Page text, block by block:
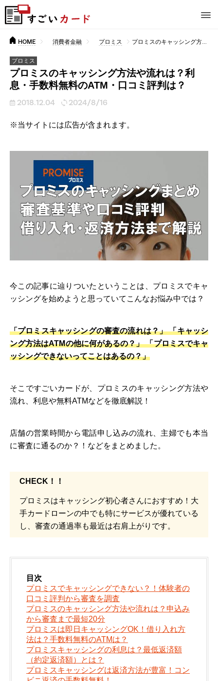
HOME 消費者金融 プロミス プロミスのキャッシング方法や流れは？利息・手数料無料のATM・口コミ評判は？
プロミス
プロミスのキャッシング方法や流れは？利
息・手数料無料のATM・口コミ評判は？
2018.12.04 2024/8/16
※当サイトには広告が含まれます。
今この記事に辿りついたということは、プロミスでキャ
ッシングを始めようと思っていてこんなお悩み中では？
「プロミスキャッシングの審査の流れは？」 「キャッシ
ング方法はATMの他に何があるの？」 「プロミスでキャ
ッシングできないってことはあるの？」
そこですごいカードが、プロミスのキャッシング方法や
流れ、利息や無料ATMなどを徹底解説！
店舗の営業時間から電話申し込みの流れ、主婦でも本当
に審査に通るのか？！などをまとめました。
CHECK！！
プロミスはキャッシング初心者さんにおすすめ！大
手カードローンの中でも特にサービスが優れている
し、審査の通過率も最近は右肩上がりです。
目次
プロミスでキャッシングできない？！体験者の
口コミ評判から審査を調査
プロミスのキャッシング方法や流れは？申込み
から審査まで最短20分
プロミスは即日キャッシングOK！借り入れ方
法は？手数料無料のATMは？
プロミスキャッシングの利息は？最低返済額
（約定返済額）とは？
プロミスキャッシングは返済方法が豊富！コン